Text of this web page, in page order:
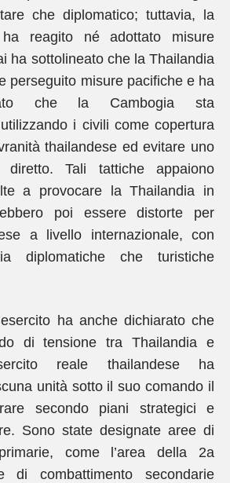
che diplomatico; tuttavia, la
reagito né adottato misure
ha sottolineato che la Thailandia
perseguito misure pacifiche e ha
che la Cambogia sta
i civili come copertura
thailandese ed evitare uno
diretto. Tali tattiche appaiono
a provocare la Thailandia in
poi essere distorte per
a livello internazionale, con
diplomatiche che turistiche
ha anche dichiarato che
di tensione tra Thailandia e
reale thailandese ha
unità sotto il suo comando il
secondo piani strategici e
Sono state designate aree di
come l’area della 2a
di combattimento secondarie